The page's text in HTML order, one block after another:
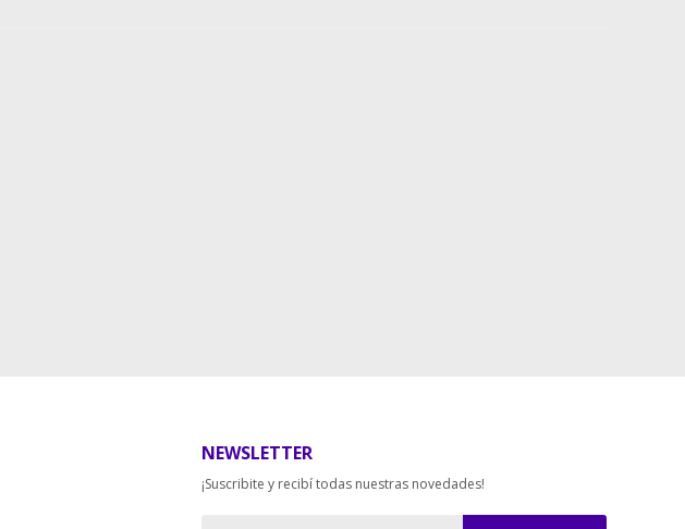
NEWSLETTER
¡Suscribite y recibí todas nuestras novedades!